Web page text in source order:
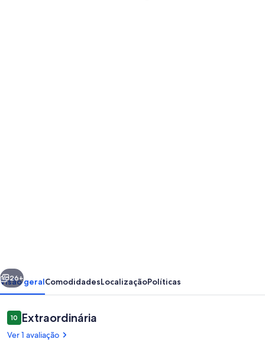
Oxenford
-
Pool,
Gym
Próximo
26+
Visão geralComodidadesLocalizaçãoPolíticas
Avaliações
1010 de 10
Extraordinária
Ver 1 avaliação